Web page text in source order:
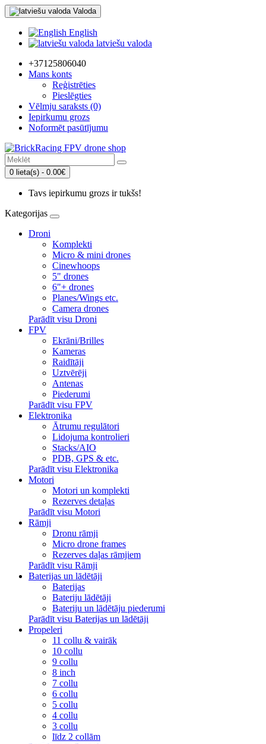
Valoda
English
latviešu valoda
+37125806040
Mans konts
Reģistrēties
Pieslēgties
Vēlmju saraksts (0)
Iepirkumu grozs
Noformēt pasūtījumu
0 lieta(s) - 0.00€
Tavs iepirkumu grozs ir tukšs!
Kategorijas
Droni
Komplekti
Micro & mini drones
Cinewhoops
5" drones
6"+ drones
Planes/Wings etc.
Camera drones
Parādīt visu Droni
FPV
Ekrāni/Brilles
Kameras
Raidītāji
Uztvērēji
Antenas
Piederumi
Parādīt visu FPV
Elektronika
Ātrumu regulātori
Lidojuma kontrolieri
Stacks/AIO
PDB, GPS & etc.
Parādīt visu Elektronika
Motori
Motori un komplekti
Rezerves detaļas
Parādīt visu Motori
Rāmji
Dronu rāmji
Micro drone frames
Rezerves daļas rāmjiem
Parādīt visu Rāmji
Baterijas un lādētāji
Baterijas
Bateriju lādētāji
Bateriju un lādētāju piederumi
Parādīt visu Baterijas un lādētāji
Propeleri
11 collu & vairāk
10 collu
9 collu
8 inch
7 collu
6 collu
5 collu
4 collu
3 collu
līdz 2 collām